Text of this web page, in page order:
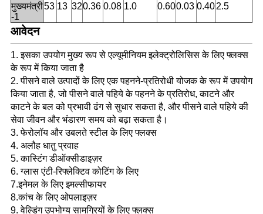
मुख्यमंत्री
-1
53 13 320.36 0.08 1.0 0.600.03 0.402.5
आवेदन
1. इसका उपयोग मुख्य रूप से एल्यूमीनियम इलेक्ट्रोलिसिस के लिए फ्लक्स
के रूप में किया जाता है
2. पीसने वाले उत्पादों के लिए एक पहनने-प्रतिरोधी योजक के रूप में उपयोग
किया जाता है, जो पीसने वाले पहिये के पहनने के प्रतिरोध, काटने और
काटने के बल को प्रभावी ढंग से सुधार सकता है, और पीसने वाले पहिये की
सेवा जीवन और भंडारण समय को बढ़ा सकता है।
3. फेरोलॉय और उबलते स्टील के लिए फ्लक्स
4. अलौह धातु प्रवाह
5. कास्टिंग डीऑक्सीडाइज़र
6. ग्लास एंटी-रिफ्लेक्टिव कोटिंग के लिए
7.इनेमल के लिए इमल्सीफायर
8.कांच के लिए ओपलाइज़र
9. वेल्डिंग उपभोग्य सामग्रियों के लिए फ्लक्स